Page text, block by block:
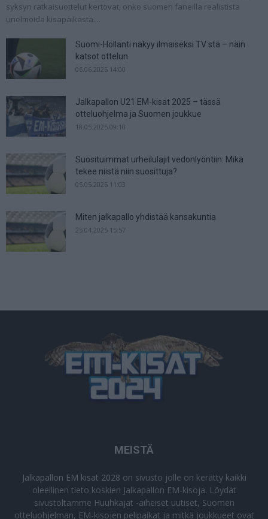
syksyn ratkaisuottelut kertovat, onko suomen faneilla realistista
unelmoida kisapaikasta....
Suomi-Hollanti näkyy ilmaiseksi TV:stä – näin
katsot ottelun
06.06.2025 14:00
Jalkapallon U21 EM-kisat 2025 – tässä
otteluohjelma ja Suomen joukkue
18.05.2025 09:10
Suosituimmat urheilulajit vedonlyöntiin: Mikä
tekee niistä niin suosittuja?
05.05.2025 11:03
Miten jalkapallo yhdistää kansakuntia
25.04.2025 15:57
MEISTÄ
Jalkapallon EM kisat 2028 on sivusto jolle on kerätty kaikki
oleellinen tieto koskien Jalkapallon EM-kisoja. Löydät
sivustoltamme Huuhkajat -aiheiset uutiset, Suomen
otteluohjelman, EM-kisojen pelipaikat ja mitkä joukkueet ovat